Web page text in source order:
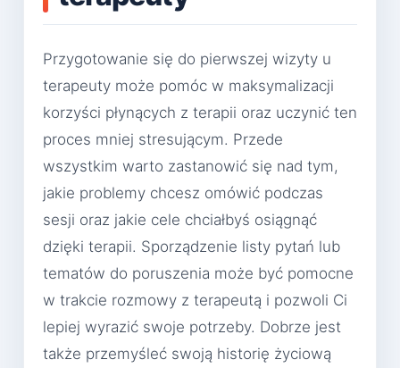
Przygotowanie się do pierwszej wizyty u
terapeuty może pomóc w maksymalizacji
korzyści płynących z terapii oraz uczynić ten
proces mniej stresującym. Przede
wszystkim warto zastanowić się nad tym,
jakie problemy chcesz omówić podczas
sesji oraz jakie cele chciałbyś osiągnąć
dzięki terapii. Sporządzenie listy pytań lub
tematów do poruszenia może być pomocne
w trakcie rozmowy z terapeutą i pozwoli Ci
lepiej wyrazić swoje potrzeby. Dobrze jest
także przemyśleć swoją historię życiową